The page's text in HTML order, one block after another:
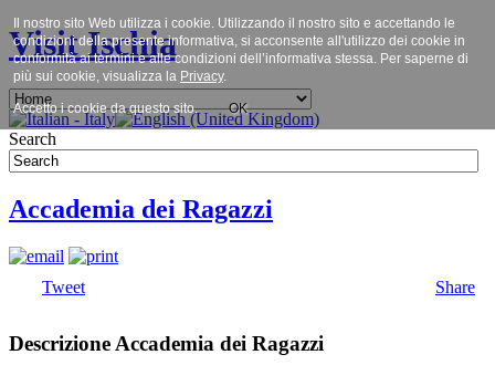
Visit Ischia
Search
Accademia dei Ragazzi
Tweet Share
Descrizione Accademia dei Ragazzi
Il nostro sito Web utilizza i cookie. Utilizzando il nostro sito e accettando le
condizioni della presente informativa, si acconsente all'utilizzo dei cookie in
conformità ai termini e alle condizioni dell’informativa stessa. Per saperne di
più sui cookie, visualizza la Privacy.
Accetto i cookie da questo sito. OK